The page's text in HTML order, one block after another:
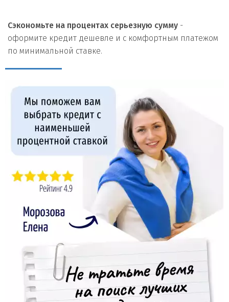
Сэкономьте на процентах серьезную сумму -
оформите кредит дешевле и с комфортным платежом
по минимальной ставке.